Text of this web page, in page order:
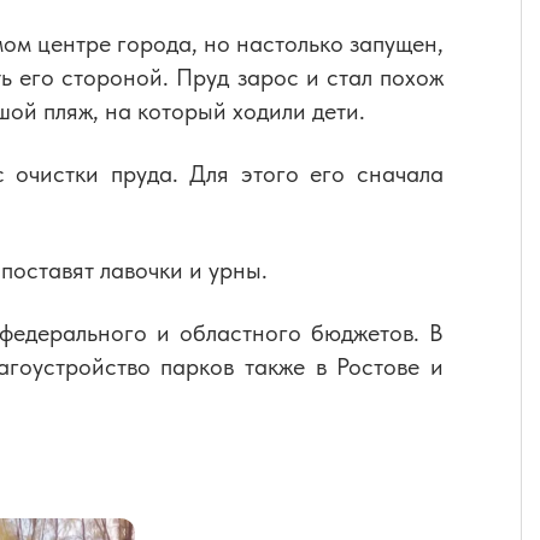
центре города, но настолько запущен,
его стороной. Пруд зарос и стал похож
пляж, на который ходили дети.
пруда. Для этого его сначала
лавочки и урны.
и областного бюджетов. В
парков также в Ростове и